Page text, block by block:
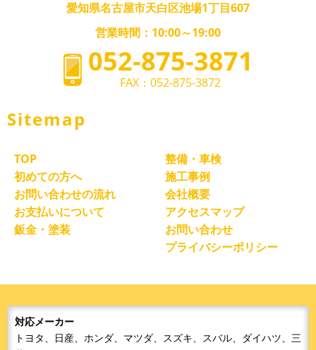
愛知県名古屋市天白区池場1丁目607
営業時間：10:00～19:00
052-875-3871
FAX：052-875-3872
Sitemap
TOP
初めての方へ
お問い合わせの流れ
お支払いについて
鈑金・塗装
整備・車検
施工事例
会社概要
アクセスマップ
お問い合わせ
プライバシーポリシー
対応メーカー
トヨタ、日産、ホンダ、マツダ、スズキ、スバル、ダイハツ、三